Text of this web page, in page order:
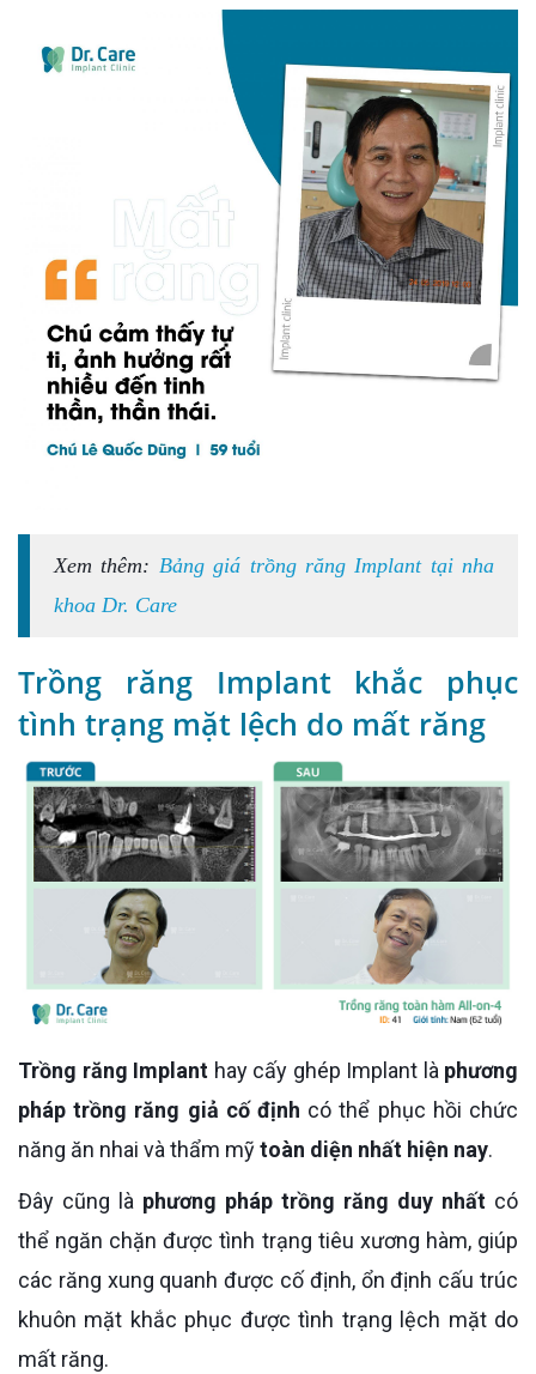
Xem thêm: Bảng giá trồng răng Implant tại nha
khoa Dr. Care
Trồng răng Implant khắc phục
tình trạng mặt lệch do mất răng
Trồng răng Implant hay cấy ghép Implant là phương
pháp trồng răng giả cố định có thể phục hồi chức
năng ăn nhai và thẩm mỹtoàn diện nhất hiện nay.
Đây cũng là phương pháp trồng răng duy nhất có
thể ngăn chặn được tình trạng tiêu xương hàm, giúp
các răng xung quanh được cố định, ổn định cấu trúc
khuôn mặt khắc phục được tình trạng lệch mặt do
mất răng.